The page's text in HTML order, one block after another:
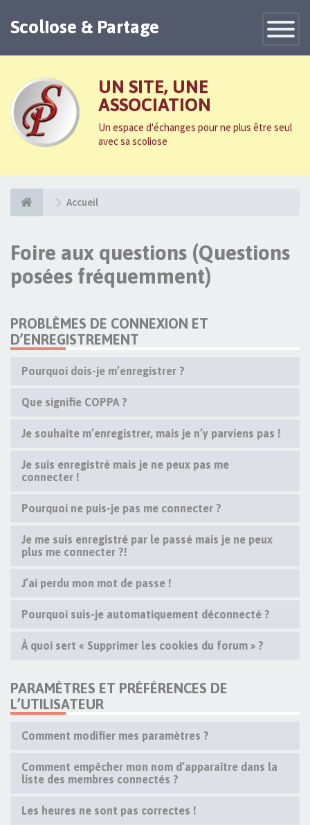
Toggle
Scoliose & Partage
UN SITE, UNE
ASSOCIATION
Un espace d'échanges pour ne plus être seul
avec sa scoliose
Accueil
Foire aux questions (Questions
posées fréquemment)
PROBLÈMES DE CONNEXION ET
D’ENREGISTREMENT
Pourquoi dois-je m’enregistrer ?
Que signifie COPPA ?
Je souhaite m’enregistrer, mais je n’y parviens pas !
Je suis enregistré mais je ne peux pas me
connecter !
Pourquoi ne puis-je pas me connecter ?
Je me suis enregistré par le passé mais je ne peux
plus me connecter ?!
J’ai perdu mon mot de passe !
Pourquoi suis-je automatiquement déconnecté ?
À quoi sert « Supprimer les cookies du forum » ?
PARAMÈTRES ET PRÉFÉRENCES DE
L’UTILISATEUR
Comment modifier mes paramètres ?
Comment empêcher mon nom d’apparaître dans la
liste des membres connectés ?
Les heures ne sont pas correctes !